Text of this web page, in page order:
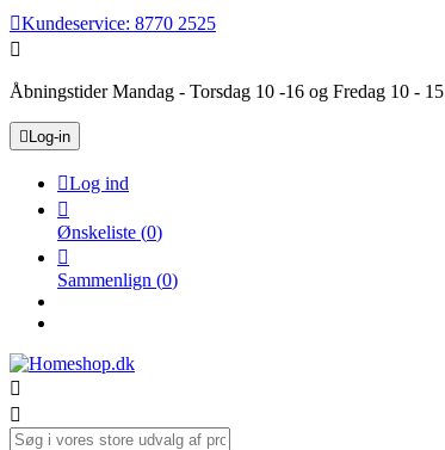
Kundeservice: 8770 2525

Åbningstider Mandag - Torsdag 10 -16 og Fredag 10 - 15
 Log-in
Log ind

Ønskeliste (0)

Sammenlign (0)

